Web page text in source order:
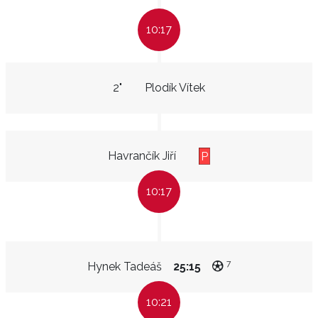
10:17
Plodík Vítek
2"
Havrančík Jiří P
10:17
Hynek Tadeáš 25:15 7
10:21